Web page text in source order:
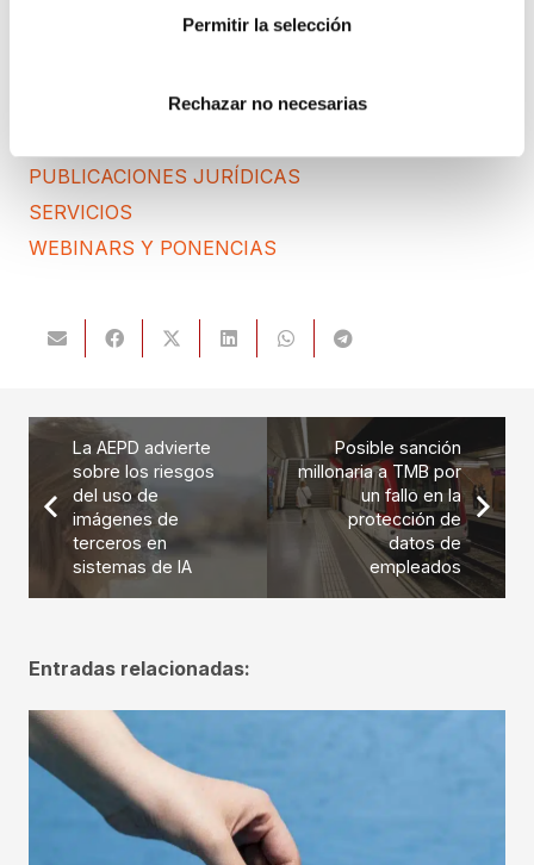
Permitir la selección
Rechazar no necesarias
PUBLICACIONES JURÍDICAS
SERVICIOS
WEBINARS Y PONENCIAS
La AEPD advierte
sobre los riesgos
del uso de
imágenes de
terceros en
sistemas de IA
Posible sanción
millonaria a TMB por
un fallo en la
protección de
datos de
empleados
Entradas relacionadas: